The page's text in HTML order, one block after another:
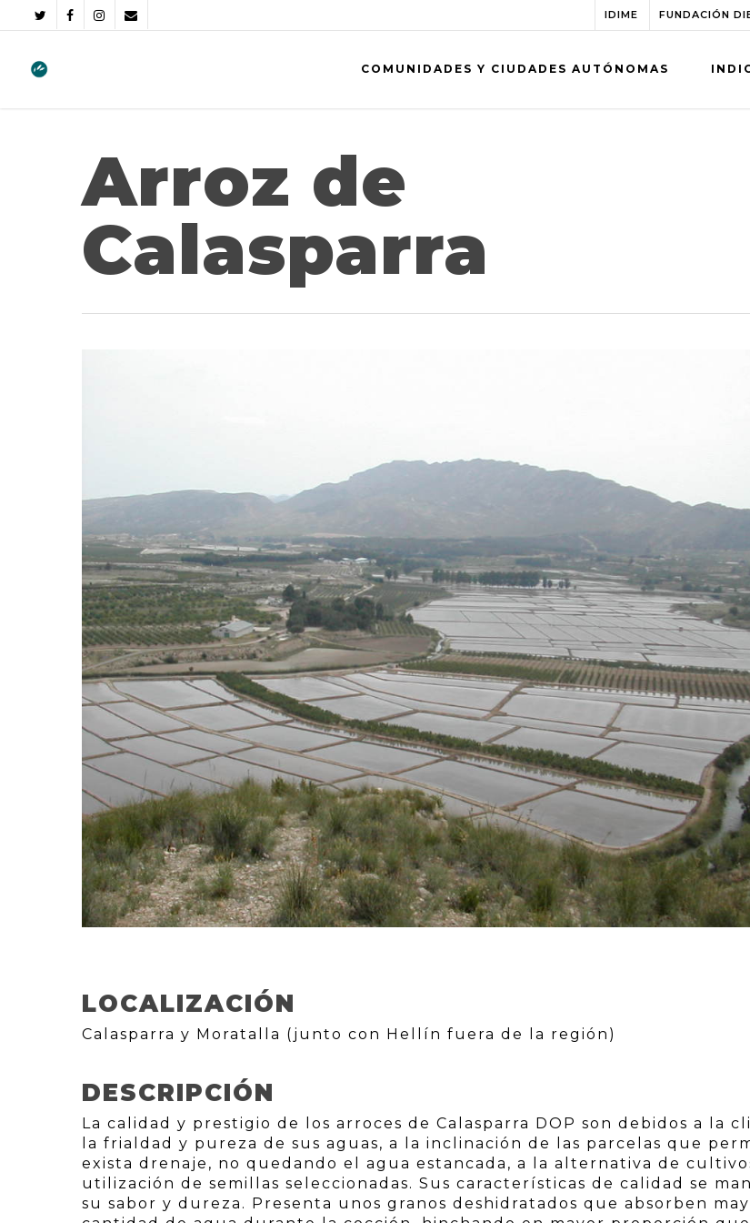
IDIME FUNDACIÓN
COMUNIDADES Y CIUDADES AUTÓNOMAS
Arroz de
Calasparra
LOCALIZACIÓN
Calasparra y Moratalla (junto con Hellín fuera de la región)
DESCRIPCIÓN
La calidad y prestigio de los arroces de Calasparra DOP son debidos a la
la frialdad y pureza de sus aguas, a la inclinación de las parcelas que
exista drenaje, no quedando el agua estancada, a la alternativa de
utilización de semillas seleccionadas. Sus características de calidad se
su sabor y dureza. Presenta unos granos deshidratados que absorben